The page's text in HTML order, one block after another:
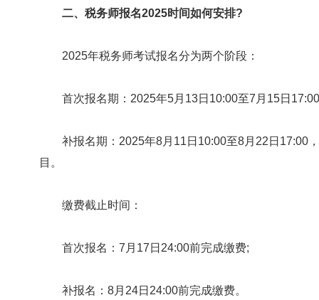
二、税务师报名2025时间如何安排?
2025年税务师考试报名分为两个阶段：
首次报名期：2025年5月13日10:00至7月15日17:00
补报名期：2025年8月11日10:00至8月22日17:00
目。
缴费截止时间：
首次报名：7月17日24:00前完成缴费;
补报名：8月24日24:00前完成缴费。